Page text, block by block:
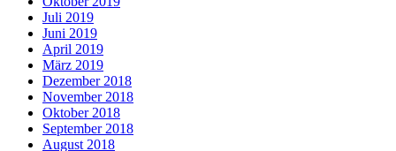
Juli 2019
Juni 2019
April 2019
März 2019
Dezember 2018
November 2018
Oktober 2018
September 2018
August 2018